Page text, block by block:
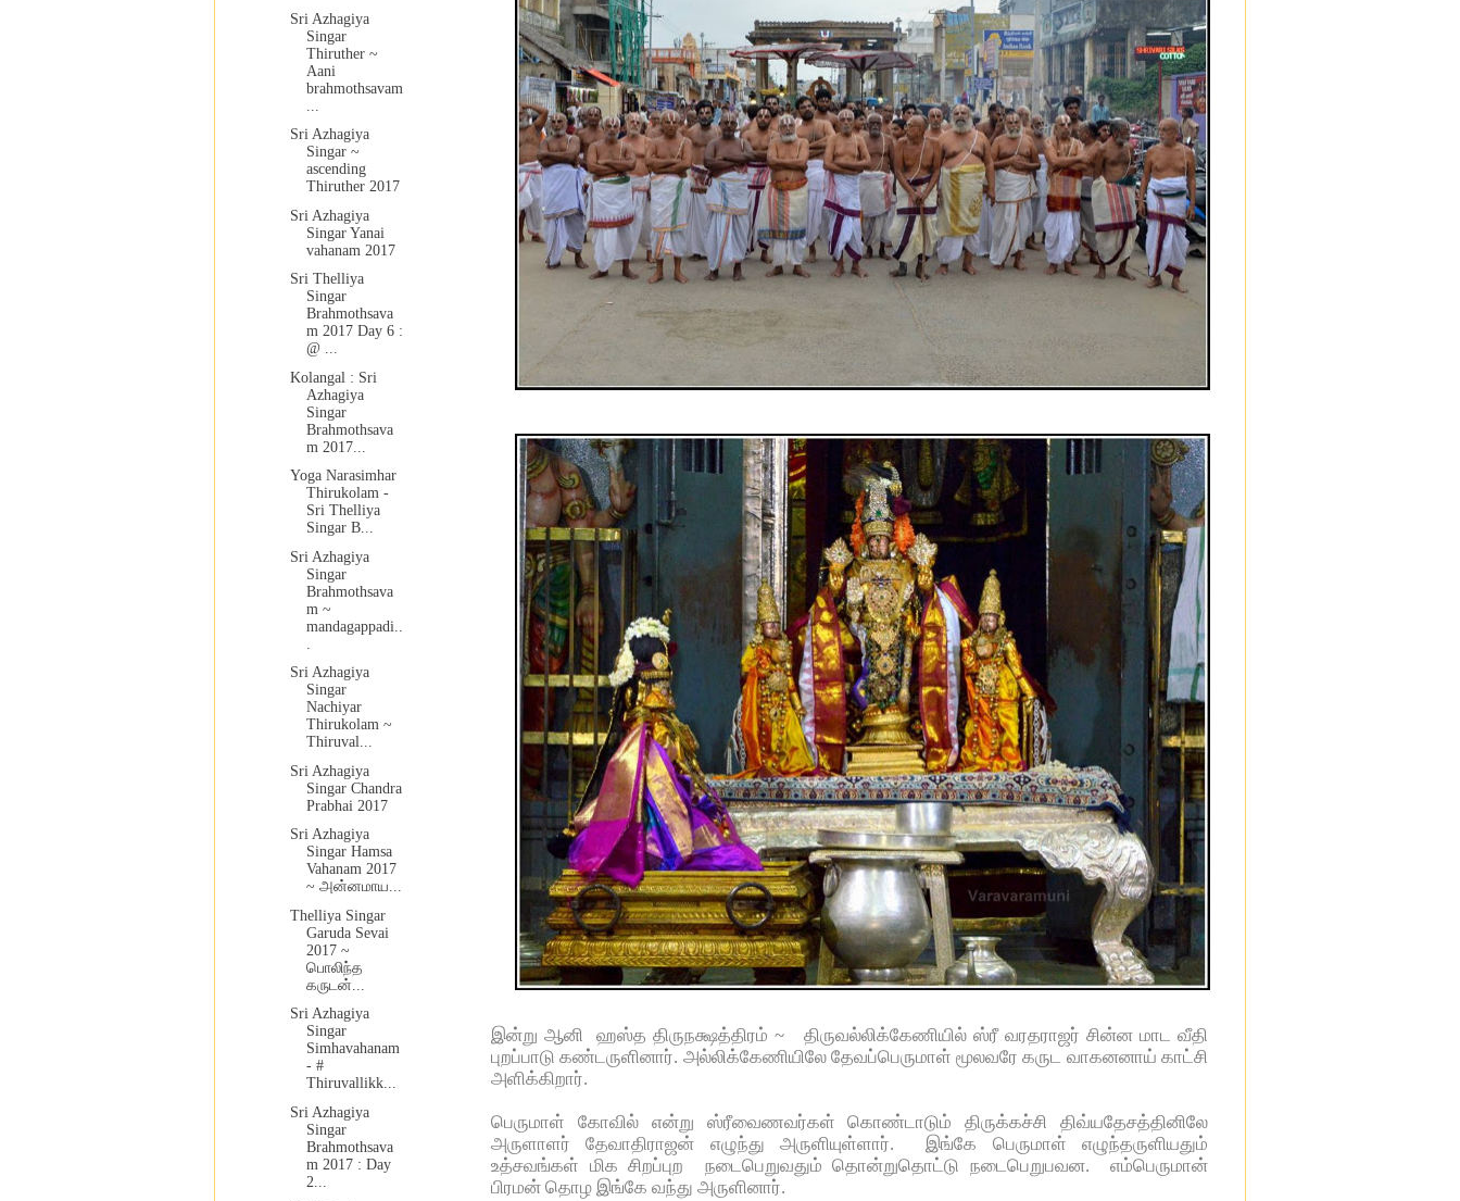
இன்று ஆனி ஹஸ்த திருநக்ஷத்திரம் ~ திருவல்லிக்கேணியில் ஸ்ரீ வரதராஜர் சின்ன மாட வீதி
புறப்பாடு கண்டருளினார். அல்லிக்கேணியிலே தேவப்பெருமாள் மூலவரே கருட வாகனனாய் காட்சி
அளிக்கிறார்.
பெருமாள் கோவில் என்று ஸ்ரீவைணவர்கள் கொண்டாடும் திருக்கச்சி திவ்யதேசத்தினிலே
அருளாளர் தேவாதிராஜன் எழுந்து அருளியுள்ளார். இங்கே பெருமாள் எழுந்தருளியதும்
உத்சவங்கள் மிக சிறப்புற நடைபெறுவதும் தொன்றுதொட்டு நடைபெறுபவன. எம்பெருமான்
பிரமன் தொழ இங்கே வந்து அருளினார்.
Sri Azhagiya
Singar
Thiruther ~
Aani
brahmothsavam
Sri Azhagiya
Singar ~
ascending
Thiruther 2017
Sri Azhagiya
Singar Yanai
vahanam 2017
Sri Thelliya
Singar
Brahmothsava
m 2017 Day 6 :
@ ...
Kolangal : Sri
Azhagiya
Singar
Brahmothsava
m 2017...
Yoga Narasimhar
Thirukolam -
Sri Thelliya
Singar B...
Sri Azhagiya
Singar
Brahmothsava
m ~
mandagappadi..
Sri Azhagiya
Singar
Nachiyar
Thirukolam ~
Thiruval...
Sri Azhagiya
Singar Chandra
Prabhai 2017
Sri Azhagiya
Singar Hamsa
Vahanam 2017
~ அன்னமாய...
Thelliya Singar
Garuda Sevai
2017 ~
பொலிந்த
கருடன்...
Sri Azhagiya
Singar
Simhavahanam
- #
Thiruvallikk...
Sri Azhagiya
Singar
Brahmothsava
m 2017 : Day
2...